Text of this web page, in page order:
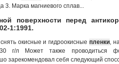
Марка магниевого сплав...
поверхности перед
1:1991.
окисные и гидроокисные пленки,
г/л Может также проводиться
зарекомендовал себя следующий